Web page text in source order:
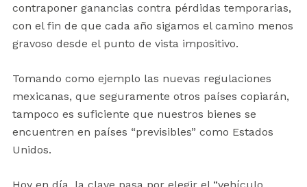
contraponer ganancias contra pérdidas temporarias,
con el fin de que cada año sigamos el camino menos
gravoso desde el punto de vista impositivo.
Tomando como ejemplo las nuevas regulaciones
mexicanas, que seguramente otros países copiarán,
tampoco es suficiente que nuestros bienes se
encuentren en países “previsibles” como Estados
Unidos.